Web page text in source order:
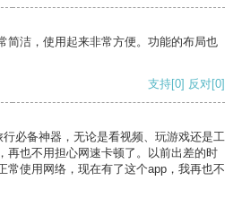
简洁，使用起来非常方便。功能的布局也
支持[0] 反对[0]
必备神器，无论是看视频、玩游戏还是工
再也不用担心网速卡顿了。以前出差的时
常使用网络，现在有了这个app，我再也不